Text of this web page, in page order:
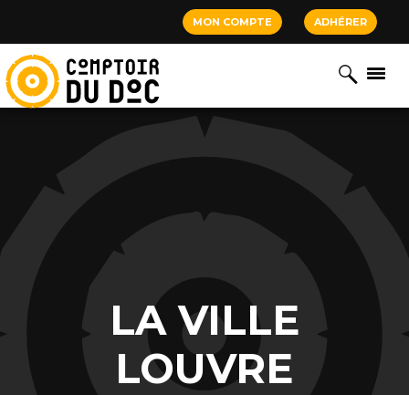
MON COMPTE ADHÉRER
LA VILLE
LOUVRE
Cookies management panel